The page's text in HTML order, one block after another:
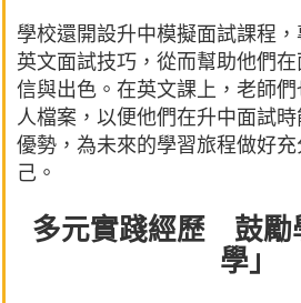
學校還開設升中模擬面試課程
英文面試技巧，從而幫助他們
信與出色。在英文課上，老師
人檔案，以便他們在升中面試
優勢，為未來的學習旅程做好
己。
多元實踐經歷 鼓勵
學」